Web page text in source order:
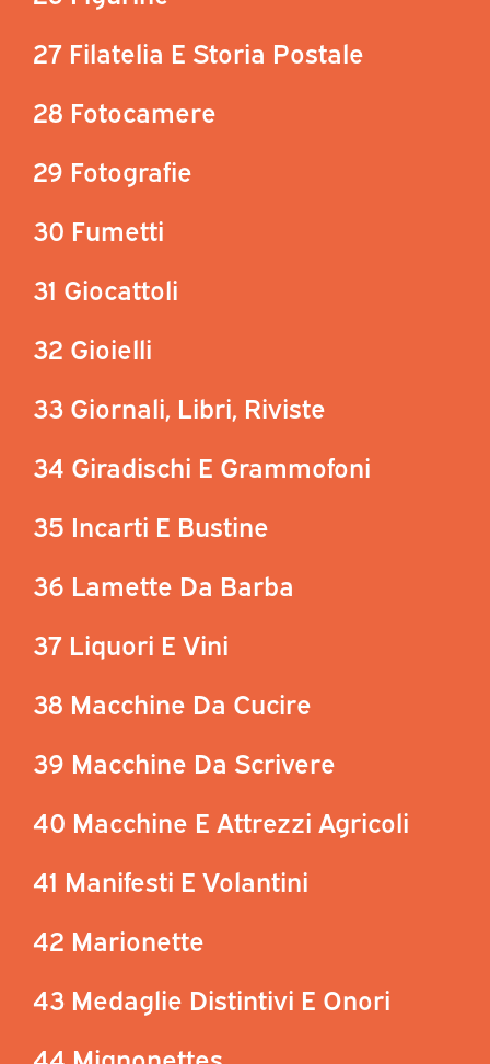
27 Filatelia E Storia Postale
28 Fotocamere
29 Fotografie
30 Fumetti
31 Giocattoli
32 Gioielli
33 Giornali, Libri, Riviste
34 Giradischi E Grammofoni
35 Incarti E Bustine
36 Lamette Da Barba
37 Liquori E Vini
38 Macchine Da Cucire
39 Macchine Da Scrivere
40 Macchine E Attrezzi Agricoli
41 Manifesti E Volantini
42 Marionette
43 Medaglie Distintivi E Onori